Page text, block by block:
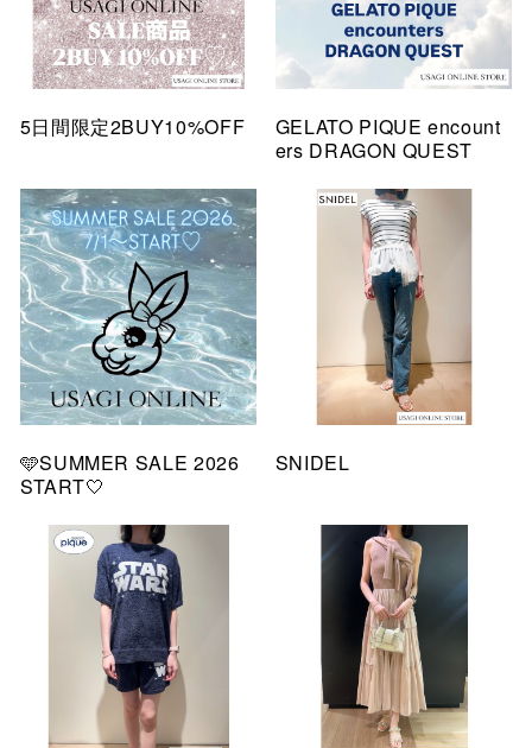
5日間限定2BUY10%OFF
GELATO PIQUE encount
ers DRAGON QUEST
🩵SUMMER SALE 2026
START🤍
SNIDEL